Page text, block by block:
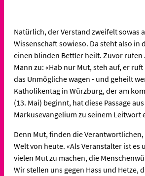
Natürlich, der Verstand zweifelt sowas
Wissenschaft sowieso. Da steht also in
einen blinden Bettler heilt. Zuvor rufen
Mann zu: «Hab nur Mut, steh auf, er
das Unmögliche wagen - und geheilt
Katholikentag in Würzburg, der am
(13. Mai) beginnt, hat diese Passage
Markusevangelium zu seinem Leitwort
Denn Mut, finden die
Welt von heute. «Als Veranstalter ist es
vielen Mut zu machen, die
Wir stellen uns gegen Hass und Hetze,